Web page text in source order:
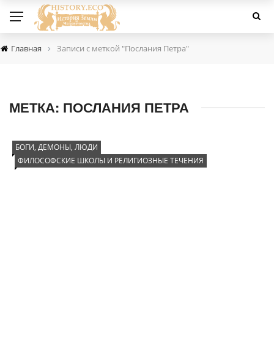
Главная › Записи с меткой "Послания Петра"
МЕТКА: ПОСЛАНИЯ ПЕТРА
БОГИ, ДЕМОНЫ, ЛЮДИ
ФИЛОСОФСКИЕ ШКОЛЫ И РЕЛИГИОЗНЫЕ ТЕЧЕНИЯ